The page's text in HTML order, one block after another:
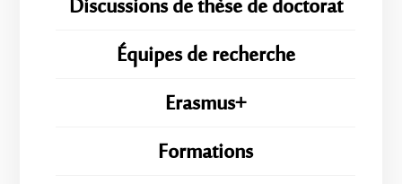
Discussions de thèse de doctorat
Équipes de recherche
Erasmus+
Formations